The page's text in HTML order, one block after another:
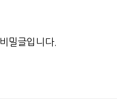
비밀글입니다.